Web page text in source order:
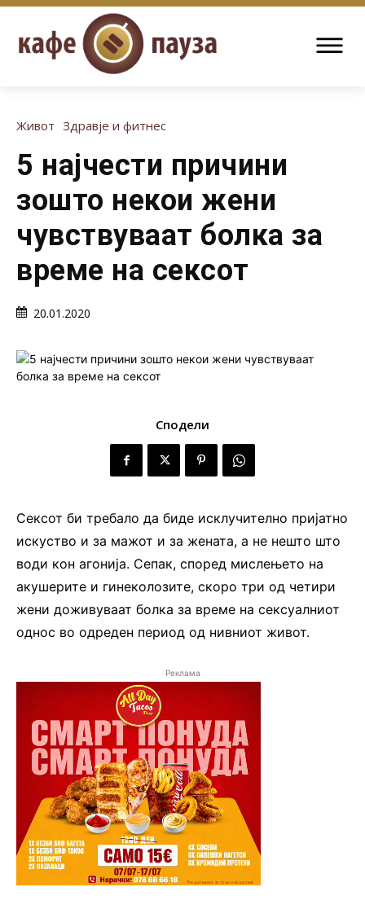
Живот Здравје и фитнес
5 најчести причини
зошто некои жени
чувствуваат болка за
време на сексот
20.01.2020
Сподели
Сексот би требало да биде исклучително пријатно
искуство и за мажот и за жената, а не нешто што
води кон агонија. Сепак, според мислењето на
акушерите и гинеколозите, скоро три од четири
жени доживуваат болка за време на сексуалниот
однос во одреден период од нивниот живот.
Реклама